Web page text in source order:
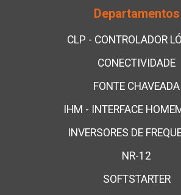
Departamentos
CLP - CONTROLADOR
CONECTIVIDADE
FONTE CHAVEADA
IHM - INTERFACE
INVERSORES DE
NR-12
SOFTSTARTER